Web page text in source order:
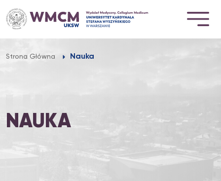
do
treści
Strona Główna Nauka
NAUKA